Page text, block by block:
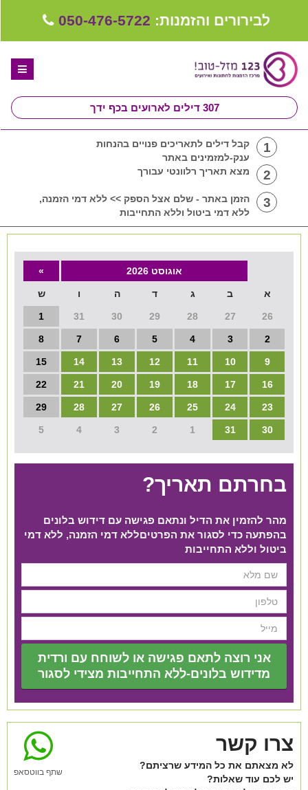
לבירורים והזמנות: 050-476-5722
307 דילים לארועים בכף ידך
ספקים לחתונה מומלצים
קבלו ייעוץ בחינם
קבוצת וואטסאפ-ספקים עונים LIVE
שירות אישי בקליק
1
קבל דילים לתאריכים פנויים בהנחות
ענק-למזמינים באתר
2 מצא תאריך רלוונטי עבורך
3
הזמן באתר - שלם אצל הספק >> ללא דמי הזמנה,
ללא דמי ביטול וללא התחייבות
אוגוסט 2026 »
א ב ג ד ה ו ש
26
27
28
29
30
31
1
2
3
4
5
6
7
8
9
10
11
12
13
14
15
16
17
18
19
20
21
22
23
24
25
26
27
28
29
30
31
1
2
3
4
5
בחרתם תאריך?
מהר להזמין את הדיל ונתאם פגישה עם דידוש בלונים
בהפתעה כדי לסגור את הפרטים​ ללא דמי הזמנה, ללא דמי
ביטול וללא התחייבות
אני רוצה לתאם פגישה או לשוחח עם ורדית
מדידוש בלונים-ללא התחייבות מצידי לסגור
שתף בווטסאפ
צרו קשר
לא מצאתם את כל המידע שרציתם?
יש לכם עוד שאלות?